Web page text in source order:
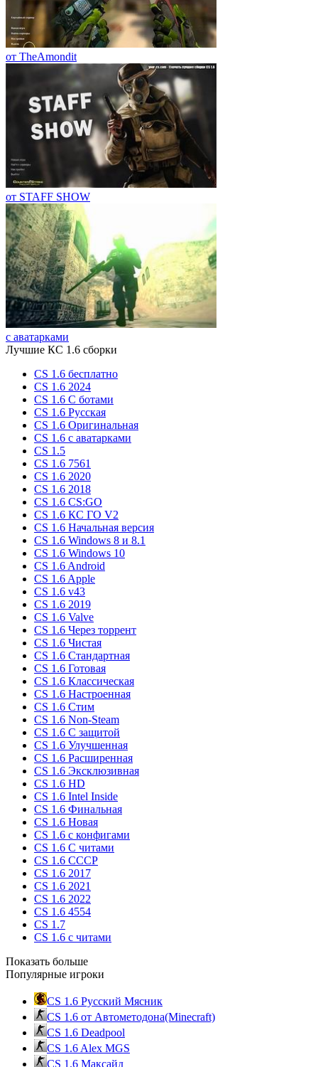
от TheAmondit
от STAFF SHOW
с аватарками
Лучшие КС 1.6 сборки
CS 1.6 бесплатно
CS 1.6 2024
CS 1.6 С ботами
CS 1.6 Русская
CS 1.6 Оригинальная
CS 1.6 c аватарками
CS 1.5
CS 1.6 7561
CS 1.6 2020
CS 1.6 2018
CS 1.6 CS:GO
CS 1.6 КС ГО V2
CS 1.6 Начальная версия
CS 1.6 Windows 8 и 8.1
CS 1.6 Windows 10
CS 1.6 Android
CS 1.6 Apple
CS 1.6 v43
CS 1.6 2019
CS 1.6 Valve
CS 1.6 Через торрент
CS 1.6 Чистая
CS 1.6 Стандартная
CS 1.6 Готовая
CS 1.6 Классическая
CS 1.6 Настроенная
CS 1.6 Стим
CS 1.6 Non-Steam
CS 1.6 C защитой
CS 1.6 Улучшенная
CS 1.6 Расширенная
CS 1.6 Эксклюзивная
CS 1.6 HD
CS 1.6 Intel Inside
CS 1.6 Финальная
CS 1.6 Новая
CS 1.6 с конфигами
CS 1.6 С читами
CS 1.6 CCCP
CS 1.6 2017
CS 1.6 2021
CS 1.6 2022
CS 1.6 4554
CS 1.7
CS 1.6 с читами
Показать больше
Популярные игроки
CS 1.6 Русский Мясник
CS 1.6 от Автометодона(Minecraft)
CS 1.6 Deadpool
CS 1.6 Alex MGS
CS 1.6 Максайд